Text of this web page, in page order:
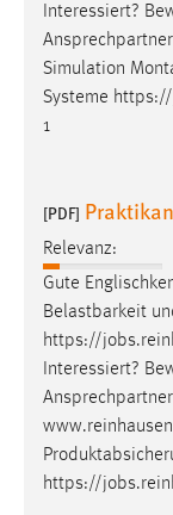
Interessiert?
Simulation
Systeme https://
1
[PDF]
Relevanz:
Gute
Belastbarkeit
https://jobs
Interessiert?
https://jobs